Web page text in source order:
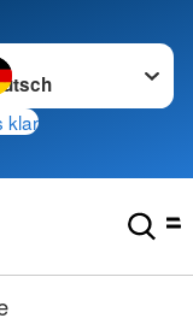
wechseln zu
klar